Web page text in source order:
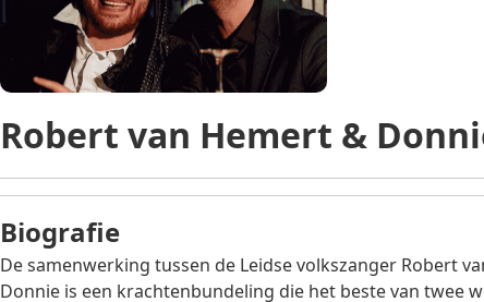
Robert van Hemert &
Biografie
De samenwerking tussen de Leidse volkszanger Robert
Donnie is een krachtenbundeling die het beste van twee